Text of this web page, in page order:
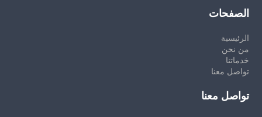
الصفحات
الرئيسية
من نحن
خدماتنا
تواصل معنا
تواصل معنا